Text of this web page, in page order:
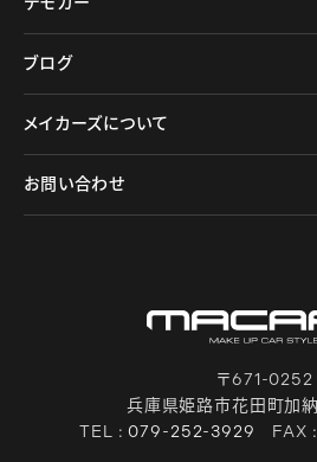
ブログ
メイカーズについて
お問い合わせ
〒671-0252
兵庫県姫路市花田町加
TEL :079-252-3929 FAX